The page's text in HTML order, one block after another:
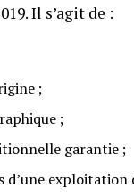
Il s’agit de :
;
;
garantie ;
d’une